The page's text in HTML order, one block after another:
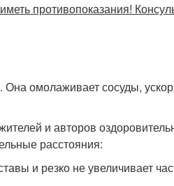
противопоказания!
омолаживает сосуды,
и авторов
расстояния:
и резко не увеличивает